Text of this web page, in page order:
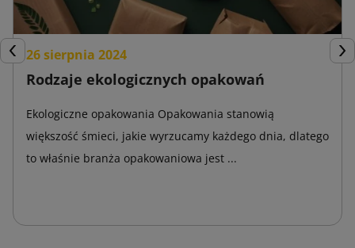
Poprzedni
26 sierpnia 2024
Rodzaje ekologicznych opakowań
Ekologiczne opakowania Opakowania stanowią
większość śmieci, jakie wyrzucamy każdego dnia, dlatego
to właśnie branża opakowaniowa jest ...